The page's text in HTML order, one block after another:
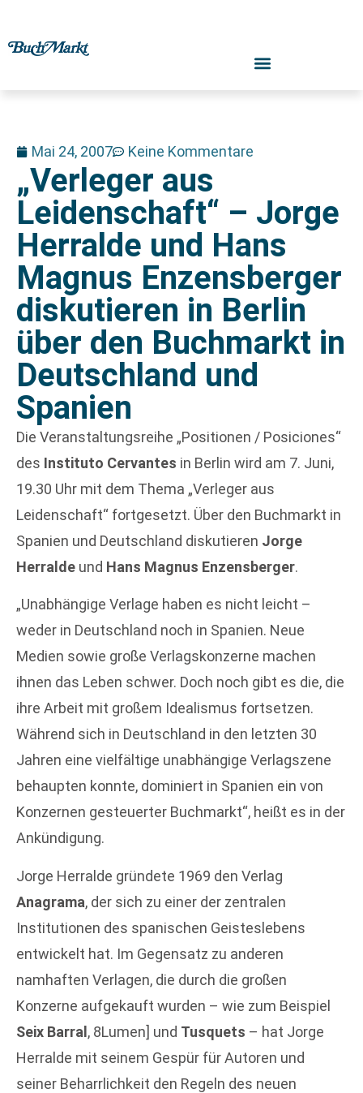
Mai 24, 2007 Keine Kommentare
„Verleger aus
Leidenschaft“ – Jorge
Herralde und Hans
Magnus Enzensberger
diskutieren in Berlin
über den Buchmarkt in
Deutschland und
Spanien
Die Veranstaltungsreihe „Positionen / Posiciones“
des Instituto Cervantes in Berlin wird am 7. Juni,
19.30 Uhr mit dem Thema „Verleger aus
Leidenschaft“ fortgesetzt. Über den Buchmarkt in
Spanien und Deutschland diskutieren Jorge
Herralde und Hans Magnus Enzensberger.
„Unabhängige Verlage haben es nicht leicht –
weder in Deutschland noch in Spanien. Neue
Medien sowie große Verlagskonzerne machen
ihnen das Leben schwer. Doch noch gibt es die, die
ihre Arbeit mit großem Idealismus fortsetzen.
Während sich in Deutschland in den letzten 30
Jahren eine vielfältige unabhängige Verlagszene
behaupten konnte, dominiert in Spanien ein von
Konzernen gesteuerter Buchmarkt“, heißt es in der
Ankündigung.
Jorge Herralde gründete 1969 den Verlag
Anagrama, der sich zu einer der zentralen
Institutionen des spanischen Geisteslebens
entwickelt hat. Im Gegensatz zu anderen
namhaften Verlagen, die durch die großen
Konzerne aufgekauft wurden – wie zum Beispiel
Seix Barral, 8Lumen] und Tusquets – hat Jorge
Herralde mit seinem Gespür für Autoren und
seiner Beharrlichkeit den Regeln des neuen